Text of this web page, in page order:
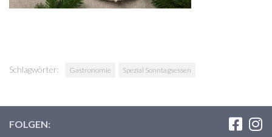
Schlagwörter: Gastronomie Spezial Sonntagsessen
FOLGEN: